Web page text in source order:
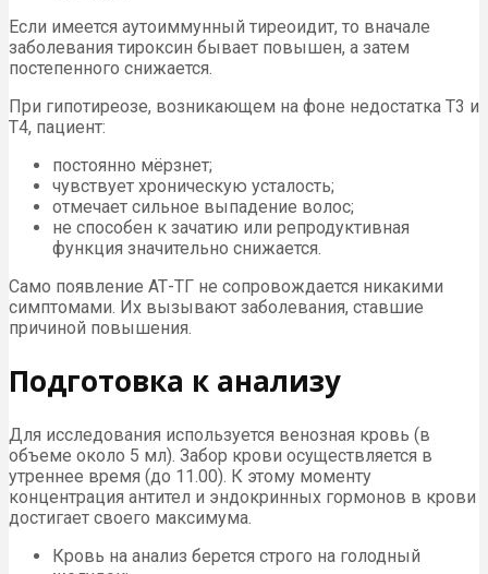
Если имеется аутоиммунный тиреоидит, то вначале
заболевания тироксин бывает повышен, а затем
постепенного снижается.
При гипотиреозе, возникающем на фоне недостатка Т3 и
Т4, пациент:
постоянно мёрзнет;
чувствует хроническую усталость;
отмечает сильное выпадение волос;
не способен к зачатию или репродуктивная
функция значительно снижается.
Само появление АТ-ТГ не сопровождается никакими
симптомами. Их вызывают заболевания, ставшие
причиной повышения.
Подготовка к анализу
Для исследования используется венозная кровь (в
объеме около 5 мл). Забор крови осуществляется в
утреннее время (до 11.00). К этому моменту
концентрация антител и эндокринных гормонов в крови
достигает своего максимума.
Кровь на анализ берется строго на голодный